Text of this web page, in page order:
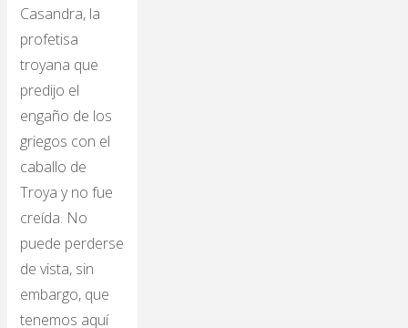
Casandra, la
profetisa
troyana que
predijo el
engaño de los
griegos con el
caballo de
Troya y no fue
creída. No
puede perderse
de vista, sin
embargo, que
tenemos aquí